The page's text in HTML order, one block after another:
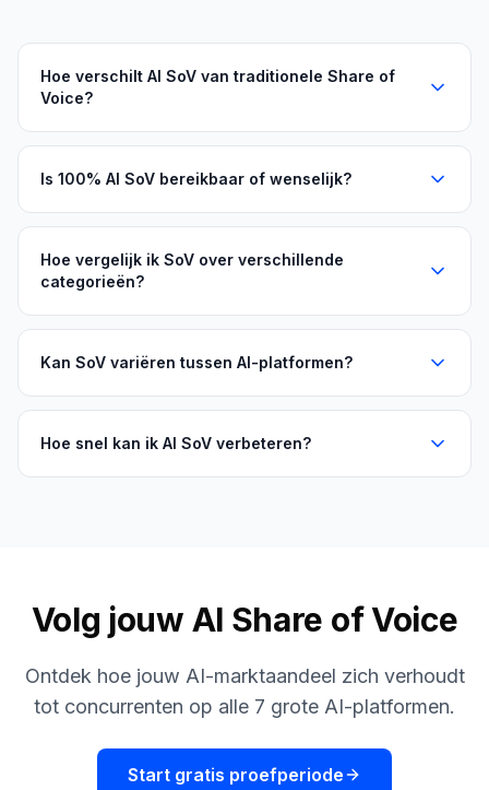
Hoe verschilt AI SoV van traditionele Share of
Voice?
Is 100% AI SoV bereikbaar of wenselijk?
Hoe vergelijk ik SoV over verschillende
categorieën?
Kan SoV variëren tussen AI-platformen?
Hoe snel kan ik AI SoV verbeteren?
Volg jouw AI Share of Voice
Ontdek hoe jouw AI-marktaandeel zich verhoudt
tot concurrenten op alle 7 grote AI-platformen.
Start gratis proefperiode